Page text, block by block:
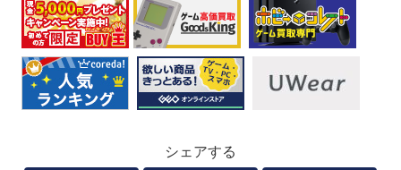
シェアする